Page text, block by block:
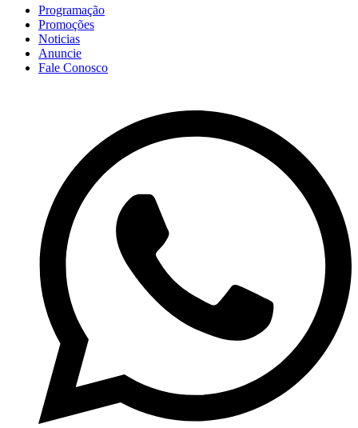
Programação
Promoções
Noticias
Anuncie
Fale Conosco